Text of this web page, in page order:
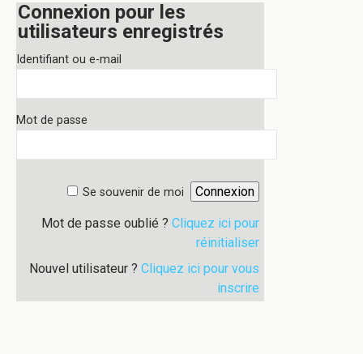
Connexion pour les
utilisateurs enregistrés
Identifiant ou e-mail
Mot de passe
Se souvenir de moi
Mot de passe oublié ? Cliquez ici pour
réinitialiser
Nouvel utilisateur ? Cliquez ici pour vous
inscrire